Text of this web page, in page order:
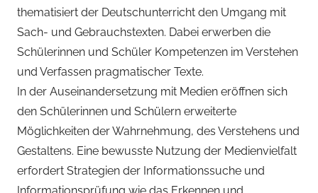
thematisiert der Deutschunterricht den Umgang mit
Sach- und Gebrauchstexten. Dabei erwerben die
Schülerinnen und Schüler Kompetenzen im Verstehen
und Verfassen pragmatischer Texte.
In der Auseinandersetzung mit Medien eröffnen sich
den Schülerinnen und Schülern erweiterte
Möglichkeiten der Wahrnehmung, des Verstehens und
Gestaltens. Eine bewusste Nutzung der Medienvielfalt
erfordert Strategien der Informationssuche und